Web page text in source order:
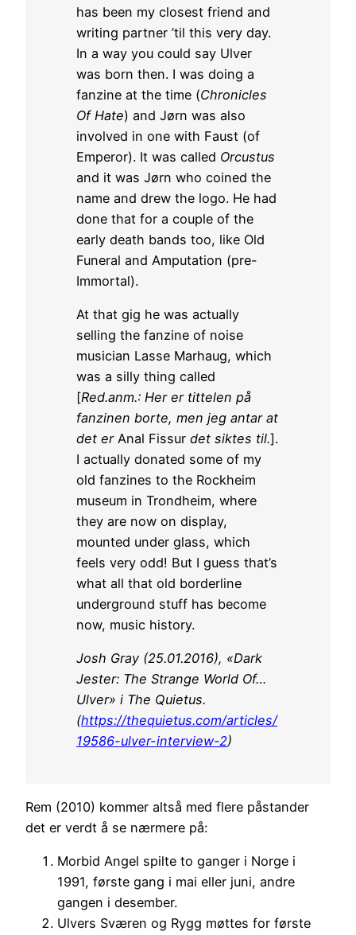
has been my closest friend and
writing partner ’til this very day.
In a way you could say Ulver
was born then. I was doing a
fanzine at the time (Chronicles
Of Hate) and Jørn was also
involved in one with Faust (of
Emperor). It was called Orcustus
and it was Jørn who coined the
name and drew the logo. He had
done that for a couple of the
early death bands too, like Old
Funeral and Amputation (pre-
Immortal).
At that gig he was actually
selling the fanzine of noise
musician Lasse Marhaug, which
was a silly thing called
[Red.anm.: Her er tittelen på
fanzinen borte, men jeg antar at
det er Anal Fissur det siktes til.].
I actually donated some of my
old fanzines to the Rockheim
museum in Trondheim, where
they are now on display,
mounted under glass, which
feels very odd! But I guess that’s
what all that old borderline
underground stuff has become
now, music history.
Josh Gray (25.01.2016), «Dark
Jester: The Strange World Of…
Ulver» i The Quietus.
(https://thequietus.com/articles/
19586-ulver-interview-2)
Rem (2010) kommer altså med flere påstander
det er verdt å se nærmere på:
Morbid Angel spilte to ganger i Norge i
1991, første gang i mai eller juni, andre
gangen i desember.
Ulvers Sværen og Rygg møttes for første